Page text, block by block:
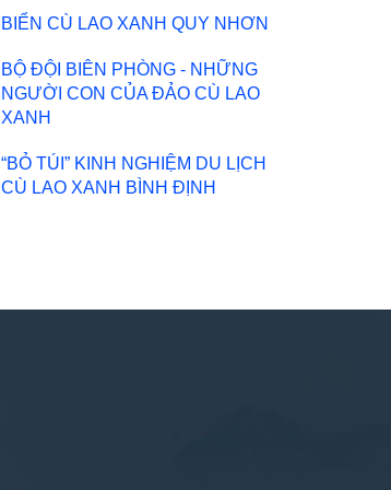
BIỂN CÙ LAO XANH QUY NHƠN
BỘ ĐỘI BIÊN PHÒNG - NHỮNG
NGƯỜI CON CỦA ĐẢO CÙ LAO
XANH
“BỎ TÚI” KINH NGHIỆM DU LỊCH
CÙ LAO XANH BÌNH ĐỊNH